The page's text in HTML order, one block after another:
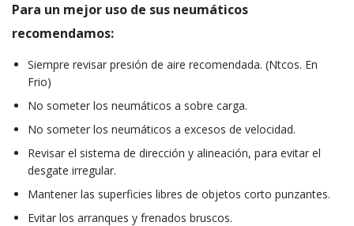
Para un mejor uso de sus neumáticos
recomendamos:
Siempre revisar presión de aire recomendada. (Ntcos. En
Frio)
No someter los neumáticos a sobre carga.
No someter los neumáticos a excesos de velocidad.
Revisar el sistema de dirección y alineación, para evitar el
desgate irregular.
Mantener las superficies libres de objetos corto punzantes.
Evitar los arranques y frenados bruscos.